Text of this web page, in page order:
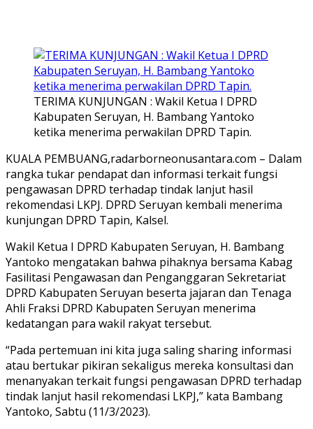
TERIMA KUNJUNGAN : Wakil Ketua I DPRD
Kabupaten Seruyan, H. Bambang Yantoko
ketika menerima perwakilan DPRD Tapin.
KUALA PEMBUANG,radarborneonusantara.com – Dalam
rangka tukar pendapat dan informasi terkait fungsi
pengawasan DPRD terhadap tindak lanjut hasil
rekomendasi LKPJ. DPRD Seruyan kembali menerima
kunjungan DPRD Tapin, Kalsel.
Wakil Ketua I DPRD Kabupaten Seruyan, H. Bambang
Yantoko mengatakan bahwa pihaknya bersama Kabag
Fasilitasi Pengawasan dan Penganggaran Sekretariat
DPRD Kabupaten Seruyan beserta jajaran dan Tenaga
Ahli Fraksi DPRD Kabupaten Seruyan menerima
kedatangan para wakil rakyat tersebut.
“Pada pertemuan ini kita juga saling sharing informasi
atau bertukar pikiran sekaligus mereka konsultasi dan
menanyakan terkait fungsi pengawasan DPRD terhadap
tindak lanjut hasil rekomendasi LKPJ,” kata Bambang
Yantoko, Sabtu (11/3/2023).